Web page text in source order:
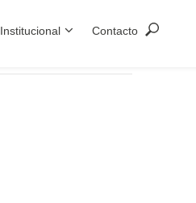
Institucional Contacto